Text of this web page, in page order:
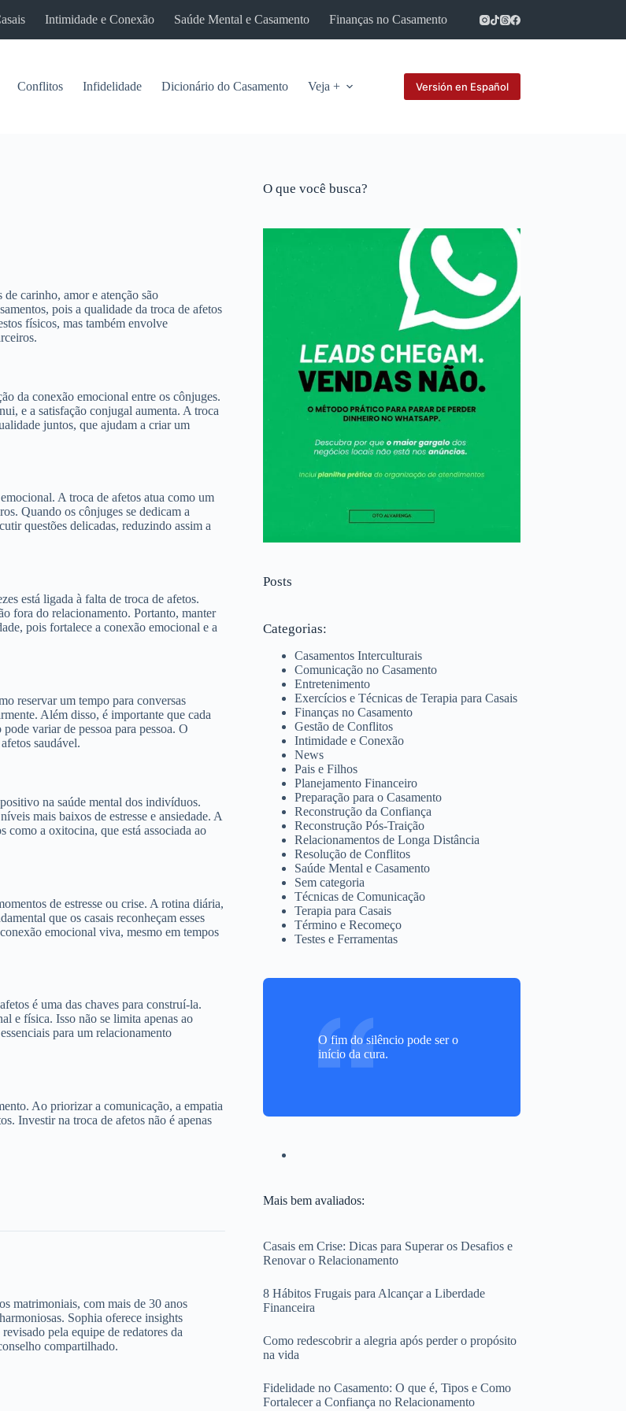
Intimidade e Conexão Saúde Mental e Casamento Finanças no Casamento Parcerias
Conflitos Infidelidade Dicionário do Casamento Veja + Versión en Español
carinho, amor e atenção são
pois a qualidade da troca de afetos
físicos, mas também envolve
da conexão emocional entre os cônjuges.
e a satisfação conjugal aumenta. A troca
juntos, que ajudam a criar um
A troca de afetos atua como um
Quando os cônjuges se dedicam a
questões delicadas, reduzindo assim a
está ligada à falta de troca de afetos.
fora do relacionamento. Portanto, manter
pois fortalece a conexão emocional e a
reservar um tempo para conversas
Além disso, é importante que cada
variar de pessoa para pessoa. O
saudável.
na saúde mental dos indivíduos.
mais baixos de estresse e ansiedade. A
como a oxitocina, que está associada ao
de estresse ou crise. A rotina diária,
que os casais reconheçam esses
emocional viva, mesmo em tempos
é uma das chaves para construí-la.
e física. Isso não se limita apenas ao
para um relacionamento
Ao priorizar a comunicação, a empatia
Investir na troca de afetos não é apenas
matrimoniais, com mais de 30 anos
Sophia oferece insights
pela equipe de redatores da
compartilhado.
O que você busca?
Posts
Categorias:
Casamentos Interculturais
Comunicação no Casamento
Entretenimento
Exercícios e Técnicas de Terapia para Casais
Finanças no Casamento
Gestão de Conflitos
Intimidade e Conexão
News
Pais e Filhos
Planejamento Financeiro
Preparação para o Casamento
Reconstrução da Confiança
Reconstrução Pós-Traição
Relacionamentos de Longa Distância
Resolução de Conflitos
Saúde Mental e Casamento
Sem categoria
Técnicas de Comunicação
Terapia para Casais
Término e Recomeço
Testes e Ferramentas
O fim do silêncio pode ser o
início da cura.
Mais bem avaliados:
Casais em Crise: Dicas para Superar os Desafios e
Renovar o Relacionamento
8 Hábitos Frugais para Alcançar a Liberdade
Financeira
Como redescobrir a alegria após perder o propósito
na vida
Fidelidade no Casamento: O que é, Tipos e Como
Fortalecer a Confiança no Relacionamento